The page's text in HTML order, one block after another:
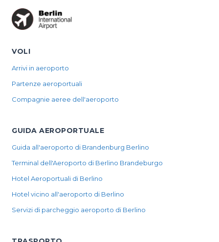
VOLI
Arrivi in aeroporto
Partenze aeroportuali
Compagnie aeree dell'aeroporto
GUIDA AEROPORTUALE
Guida all'aeroporto di Brandenburg Berlino
Terminal dell'Aeroporto di Berlino Brandeburgo
Hotel Aeroportuali di Berlino
Hotel vicino all'aeroporto di Berlino
Servizi di parcheggio aeroporto di Berlino